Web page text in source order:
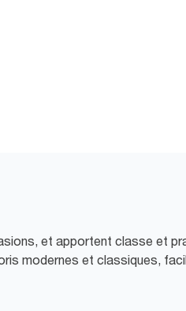
et apportent classe et
modernes et classiques,